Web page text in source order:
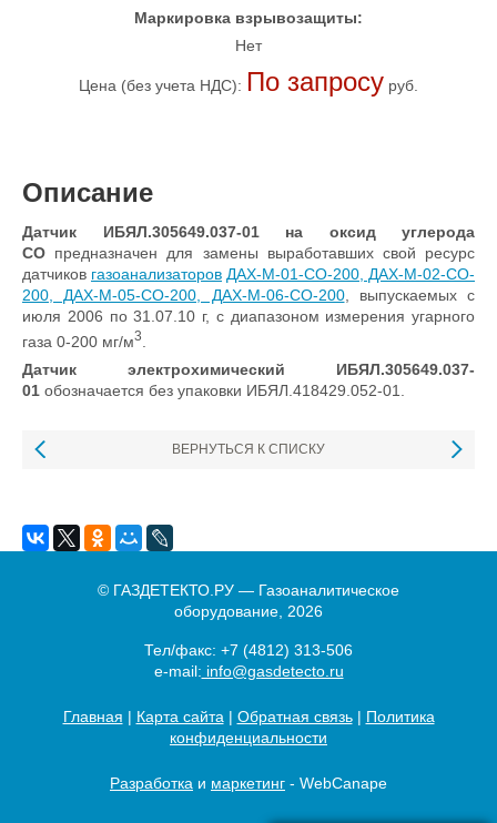
Маркировка взрывозащиты:
Нет
Цена (без учета НДС): По запросу руб.
Описание
Датчик ИБЯЛ.305649.037-01на оксид углерода
CO предназначен для замены выработавших свой ресурс
датчиков газоанализаторов ДАХ-М-01-CO-200, ДАХ-М-02-CO-
200, ДАХ-М-05-CO-200, ДАХ-М-06-CO-200, выпускаемых с
июля 2006 по 31.07.10 г, с диапазоном измерения угарного
газа 0-200 мг/м3
Датчик электрохимический ИБЯЛ.305649.037-
01 обозначается без упаковки ИБЯЛ.418429.052-01.
ВЕРНУТЬСЯ К СПИСКУ
© ГАЗДЕТЕКТО.РУ — Газоаналитическое
оборудование, 2026
Тел/факс: +7 (4812) 313-506
e-mail: info@gasdetecto.ru
Главная | Карта сайта | Обратная связь| Политика
конфиденциальности
Разработка и маркетинг - WebCanape